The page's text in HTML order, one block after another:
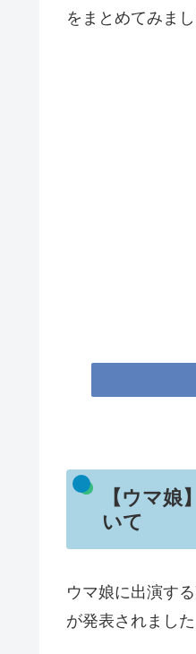
をまとめてみまし
【ウマ
いて
ウマ娘に出演す
が発表されました